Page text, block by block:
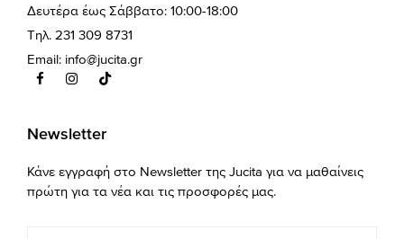
Δευτέρα έως Σάββατο: 10:00-18:00
Τηλ. 231 309 8731
Email: info@jucita.gr
Newsletter
Κάνε εγγραφή στο Newsletter της Jucita για να μαθαίνεις
πρώτη για τα νέα και τις προσφορές μας.